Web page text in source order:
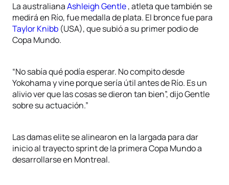
La australianaAshleigh Gentle, atleta que también se
medirá en Río, fue medalla de plata. El bronce fue para
Taylor Knibb (USA), que subió a su primer podio de
Copa Mundo.
“No sabía qué podía esperar. No compito desde
Yokohama y vine porque sería útil antes de Río. Es un
alivio ver que las cosas se dieron tan bien”, dijo Gentle
sobre su actuación.”
Las damas elite se alinearon en la largada para dar
inicio al trayecto sprint de la primera Copa Mundo a
desarrollarse en Montreal.